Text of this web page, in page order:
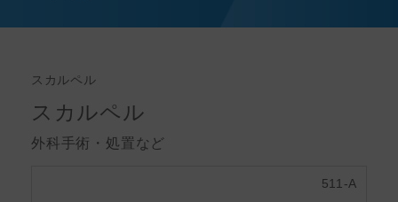
スカルペル
スカルペル
外科手術・処置など
511-A